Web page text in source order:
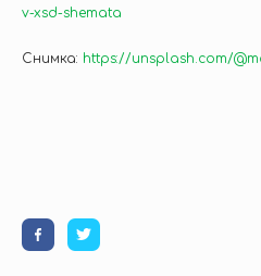
v-xsd-shemata
Снимка: https://unsplash.com/